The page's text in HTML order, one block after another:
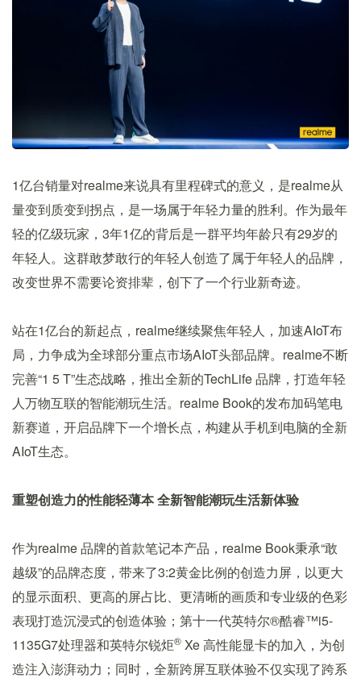
1亿台销量对realme来说具有里程碑式的意义，是realme从
量变到质变到拐点，是一场属于年轻力量的胜利。作为最年
轻的亿级玩家，3年1亿的背后是一群平均年龄只有29岁的
年轻人。这群敢梦敢行的年轻人创造了属于年轻人的品牌，
改变世界不需要论资排辈，创下了一个行业新奇迹。
站在1亿台的新起点，realme继续聚焦年轻人，加速AIoT布
局，力争成为全球部分重点市场AIoT头部品牌。realme不断
完善“1 5 T”生态战略，推出全新的TechLife 品牌，打造年轻
人万物互联的智能潮玩生活。realme Book的发布加码笔电
新赛道，开启品牌下一个增长点，构建从手机到电脑的全新
AIoT生态。
重塑创造力的性能轻薄本 全新智能潮玩生活新体验
作为realme 品牌的首款笔记本产品，realme Book秉承“敢
越级”的品牌态度，带来了3:2黄金比例的创造力屏，以更大
的显示面积、更高的屏占比、更清晰的画质和专业级的色彩
表现打造沉浸式的创造体验；第十一代英特尔®酷睿™️i5-
1135G7处理器和英特尔锐炬® Xe 高性能显卡的加入，为创
造注入澎湃动力；同时，全新跨屏互联体验不仅实现了跨系